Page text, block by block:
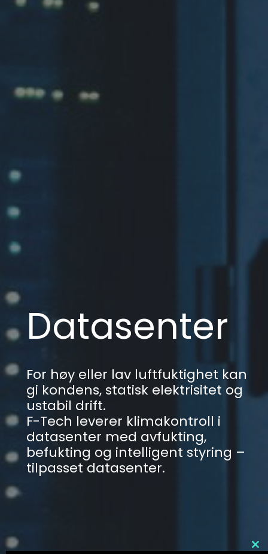
Datasenter
For høy eller lav luftfuktighet kan
gi kondens, statisk elektrisitet og
ustabil drift.
F-Tech leverer klimakontroll i
datasenter med avfukting,
befukting og intelligent styring –
tilpasset datasenter.